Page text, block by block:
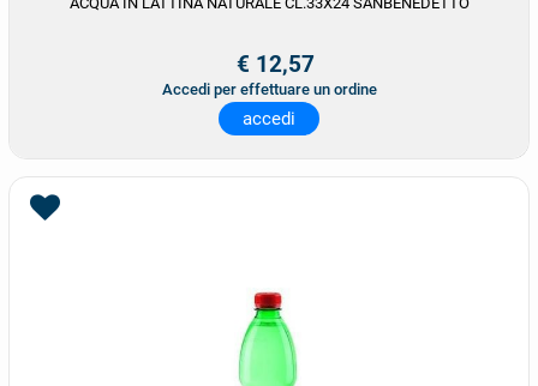
€ 12,57
Accedi per effettuare un ordine
accedi